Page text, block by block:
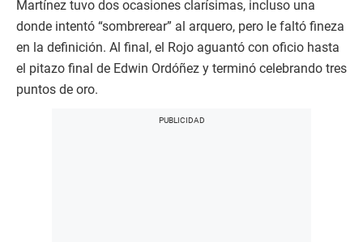
Martínez tuvo dos ocasiones clarísimas, incluso una
donde intentó “sombrerear” al arquero, pero le faltó fineza
en la definición. Al final, el Rojo aguantó con oficio hasta
el pitazo final de Edwin Ordóñez y terminó celebrando tres
puntos de oro.